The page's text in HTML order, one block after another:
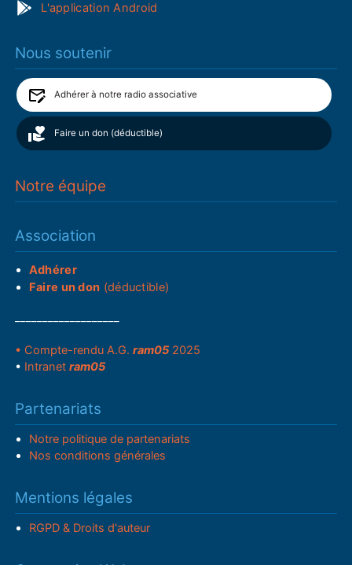
L'application Android
Nous soutenir
Adhérer à notre radio associative
Faire un don (déductible)
Notre équipe
Association
Adhérer
Faire un don (déductible)
• Compte-rendu A.G.ram05 2025
• Intranetram05
Partenariats
Notre politique de partenariats
Nos conditions générales
Mentions légales
RGPD & Droits d'auteur